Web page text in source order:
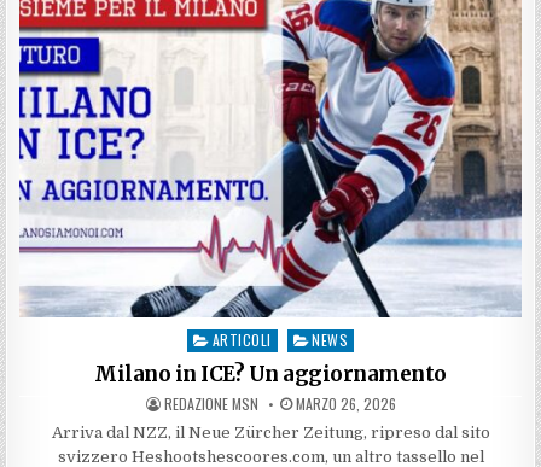
Posted
ARTICOLI NEWS
Milano in ICE? Un aggiornamento
AUTHOR:
REDAZIONE MSN PUBLISHED
DATE:
MARZO 26, 2026
Arriva dal NZZ, il Neue Zürcher Zeitung, ripreso dal sito
svizzero Heshootshescoores.com, un altro tassello nel